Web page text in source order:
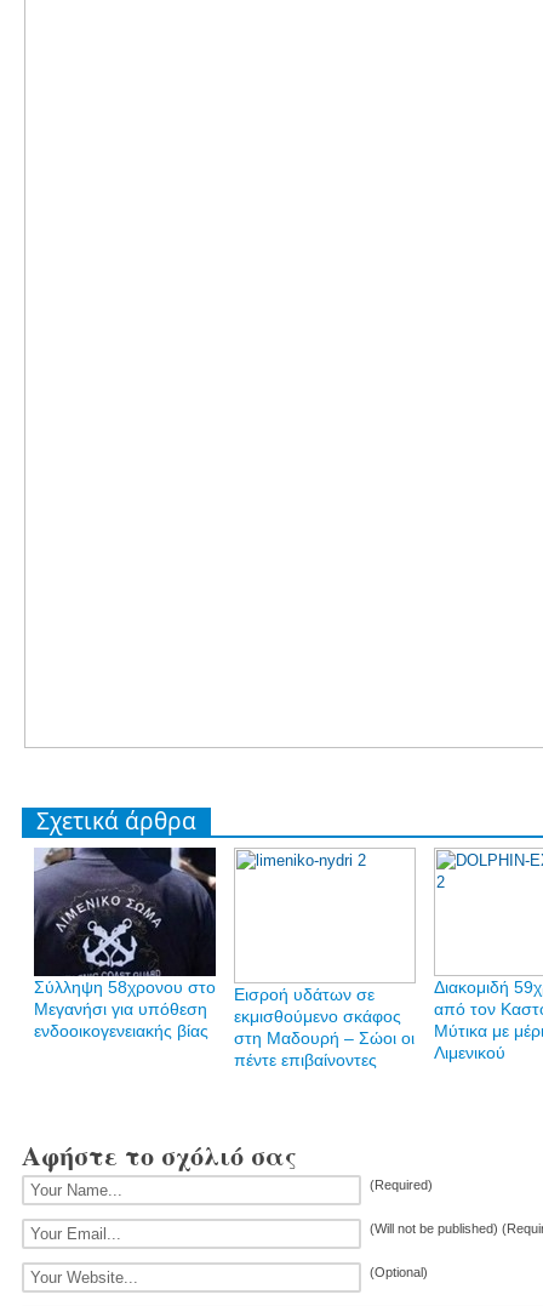
Σχετικά άρθρα
Σύλληψη 58χρονου στο
Μεγανήσι για υπόθεση
ενδοοικογενειακής βίας
Εισροή υδάτων σε
εκμισθούμενο σκάφος
στη Μαδουρή – Σώοι οι
πέντε επιβαίνοντες
Διακομιδή
από τον
Μύτικα με
Λιμενικού
Αφήστε το σχόλιό σας
(Required)
(Will not be published)
(Optional)